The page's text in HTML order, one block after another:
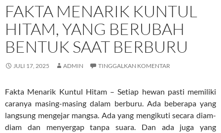
FAKTA MENARIK KUNTUL
HITAM, YANG BERUBAH
BENTUK SAAT BERBURU
JULI 17, 2025 ADMIN TINGGALKAN KOMENTAR
Fakta Menarik Kuntul Hitam – Setiap hewan pasti memiliki
caranya masing-masing dalam berburu. Ada beberapa yang
langsung mengejar mangsa. Ada yang mengikuti secara diam-
diam dan menyergap tanpa suara. Dan ada juga yang